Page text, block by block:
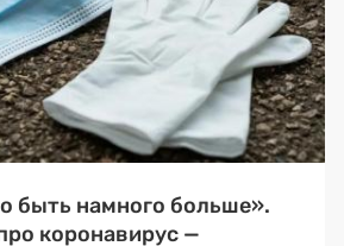
быть намного больше».
коронавирус —